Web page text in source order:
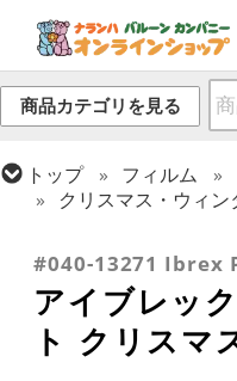
商品カテゴリを見る
トップ フィルム
クリスマス・ウィン
アイブレックス
#040-13271 Ibrex
アイブレッ
ト クリスマ